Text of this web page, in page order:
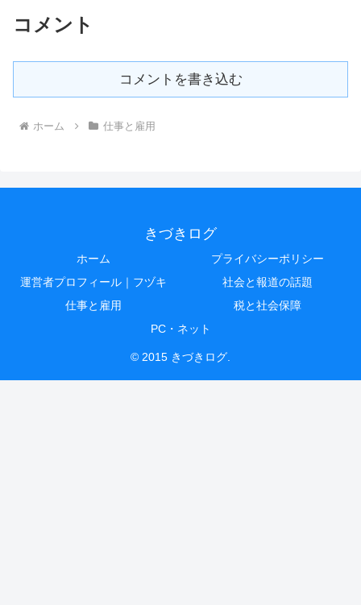
コメント
コメントを書き込む
ホーム 仕事と雇用
きづきログ
ホーム
プライバシーポリシー
運営者プロフィール｜フヅキ
社会と報道の話題
仕事と雇用
税と社会保障
PC・ネット
© 2015 きづきログ.